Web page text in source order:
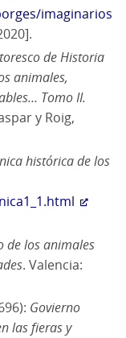
imaginarios
de Historia
animales,
Tomo II.
y Roig,
histórica de los
de los animales
. Valencia:
Govierno
las fieras y